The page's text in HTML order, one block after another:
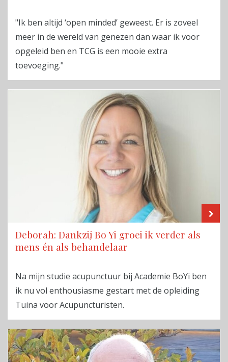
"Ik ben altijd ‘open minded’ geweest. Er is zoveel
meer in de wereld van genezen dan waar ik voor
opgeleid ben en TCG is een mooie extra
toevoeging."
Deborah: Dankzij Bo Yi groei ik verder als
mens én als behandelaar
Na mijn studie acupunctuur bij Academie BoYi ben
ik nu vol enthousiasme gestart met de opleiding
Tuina voor Acupuncturisten.